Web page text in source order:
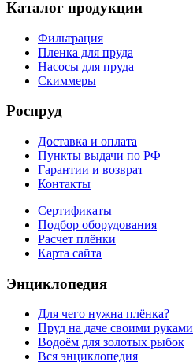
Каталог продукции
Фильтрация
Пленка для пруда
Насосы для пруда
Скиммеры
Роспруд
Доставка и оплата
Пункты выдачи по РФ
Гарантии и возврат
Контакты
Сертификаты
Подбор оборудования
Расчет плёнки
Карта сайта
Энциклопедия
Для чего нужна плёнка?
Пруд на даче своими руками
Водоём для золотых рыбок
Вся энциклопедия